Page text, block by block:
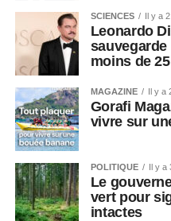
SCIENCES Il y a
Leonardo
moins de
MAGAZINE Il y a
Gorafi
vivre sur
POLITIQUE Il y a
Le
vert pour
intactes